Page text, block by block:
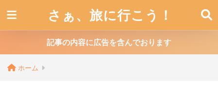
さぁ、旅に行こう！
記事の内容に広告を含んでおります
ホーム